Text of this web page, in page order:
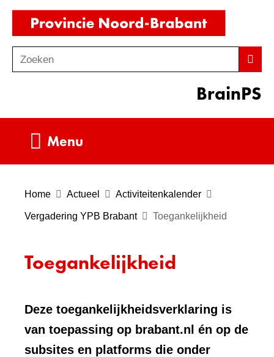
Ga
de
inhoud
o
Zoeken
BrainPS
Menu
Home Actueel Activiteitenkalender
Vergadering YPB Brabant Toegankelijkheid
Toegankelijkheid
Deze toegankelijkheidsverklaring is
van toepassing op brabant.nl én op de
subsites en platforms die onder